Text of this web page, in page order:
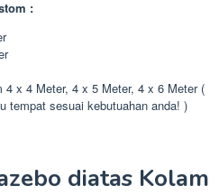
:
4 x 4 Meter, 4 x 5 Meter, 4 x 6 Meter (
tempat sesuai kebutuahan anda! )
diatas Kolam